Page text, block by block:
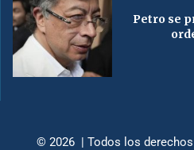
Petro se
© 2026 | Todos los